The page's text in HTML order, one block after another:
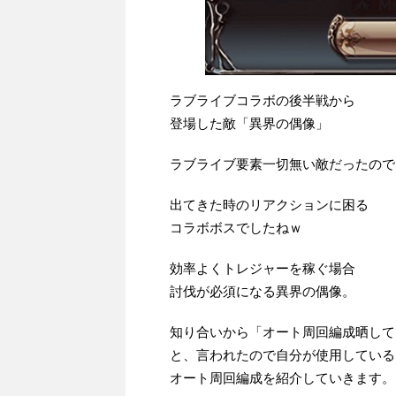
ラブライブコラボの後半戦から
登場した敵「異界の偶像」
ラブライブ要素一切無い敵だったので
出てきた時のリアクションに困る
コラボボスでしたねｗ
効率よくトレジャーを稼ぐ場合
討伐が必須になる異界の偶像。
知り合いから「オート周回編成晒し
と、言われたので自分が使用している
オート周回編成を紹介していきます。